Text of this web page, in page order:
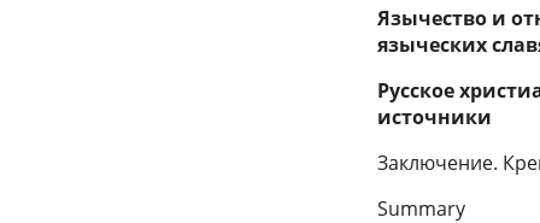
Язычество и
языческих
Русское
источники
Заключение.
Summary